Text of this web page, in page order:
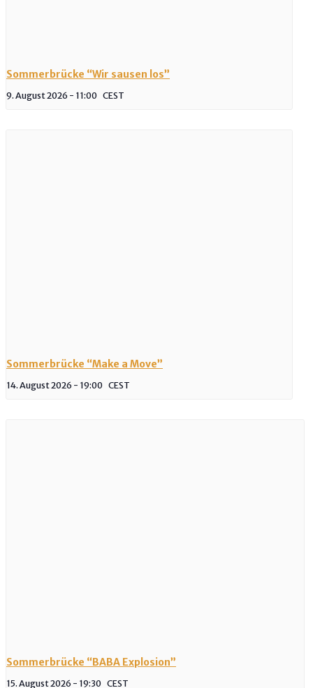
Sommerbrücke “Wir sausen los”
9. August 2026 - 11:00 CEST
Sommerbrücke “Make a Move”
14. August 2026 - 19:00 CEST
Sommerbrücke “BABA Explosion”
15. August 2026 - 19:30 CEST